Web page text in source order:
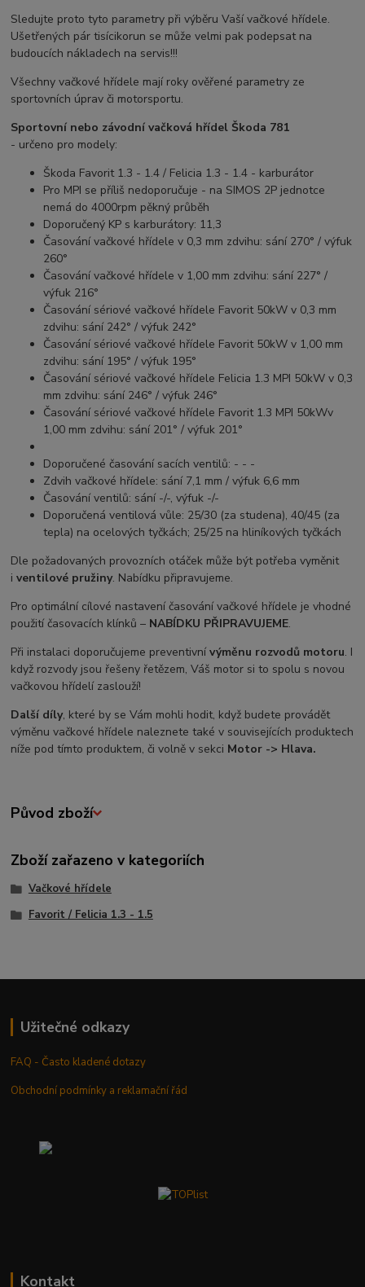
Sledujte proto tyto parametry při výběru Vaší vačkové hřídele.
Ušetřených pár tisícikorun se může velmi pak podepsat na
budoucích nákladech na servis!!!
Všechny vačkové hřídele mají roky ověřené parametry ze
sportovních úprav či motorsportu.
Sportovní nebo závodní vačková hřídel Škoda 781
- určeno pro modely:
Škoda Favorit 1.3 - 1.4 / Felicia 1.3 - 1.4 - karburátor
Pro MPI se příliš nedoporučuje - na SIMOS 2P jednotce
nemá do 4000rpm pěkný průběh
Doporučený KP s karburátory: 11,3
Časování vačkové hřídele v 0,3 mm zdvihu: sání 270° / výfuk
260°
Časování vačkové hřídele v 1,00 mm zdvihu: sání 227° /
výfuk 216°
Časování sériové vačkové hřídele Favorit 50kW v 0,3 mm
zdvihu: sání 242° / výfuk 242°
Časování sériové vačkové hřídele Favorit 50kW v 1,00 mm
zdvihu: sání 195° / výfuk 195°
Časování sériové vačkové hřídele Felicia 1.3 MPI 50kW v 0,3
mm zdvihu: sání 246° / výfuk 246°
Časování sériové vačkové hřídele Favorit 1.3 MPI 50kWv
1,00 mm zdvihu: sání 201° / výfuk 201°
Doporučené časování sacích ventilů: - - -
Zdvih vačkové hřídele: sání 7,1 mm / výfuk 6,6 mm
Časování ventilů: sání -/-, výfuk -/-
Doporučená ventilová vůle: 25/30 (za studena), 40/45 (za
tepla) na ocelových tyčkách; 25/25 na hliníkových tyčkách
Dle požadovaných provozních otáček může být potřeba vyměnit
iventilové pružiny. Nabídku připravujeme.
Pro optimální cílové nastavení časování vačkové hřídele je vhodné
použití časovacích klínků – NABÍDKU PŘIPRAVUJEME.
Při instalaci doporučujeme preventivnívýměnu rozvodů motoru. I
když rozvody jsou řešeny řetězem, Váš motor si to spolu s novou
vačkovou hřídelí zaslouží!
Další díly, které by se Vám mohli hodit, když budete provádět
výměnu vačkové hřídele naleznete také v souvisejících produktech
níže pod tímto produktem, či volně v sekci Motor -> Hlava.
Původ zboží
Zboží zařazeno v kategoriích
Vačkové hřídele
Favorit / Felicia 1.3 - 1.5
Užitečné odkazy
FAQ - Často kladené dotazy
Obchodní podmínky a reklamační řád
Kontakt